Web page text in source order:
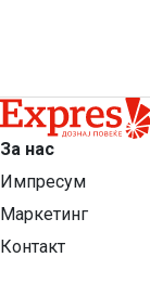
За нас
Импресум
Маркетинг
Контакт